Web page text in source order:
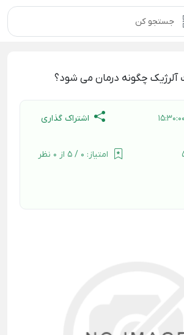
آلرژیک چگونه درمان می شود؟
اشتراک گذاری
امتیاز: 0 / 5 از 0 نظر